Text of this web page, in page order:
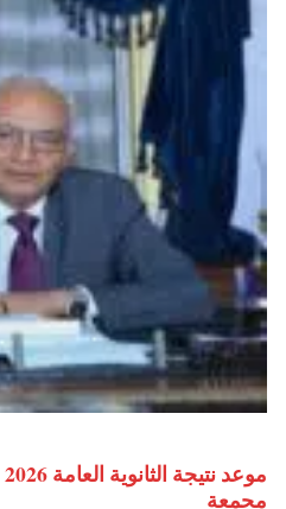
مجمعة